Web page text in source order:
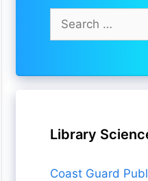
Search
for:
Library
Coast Guard